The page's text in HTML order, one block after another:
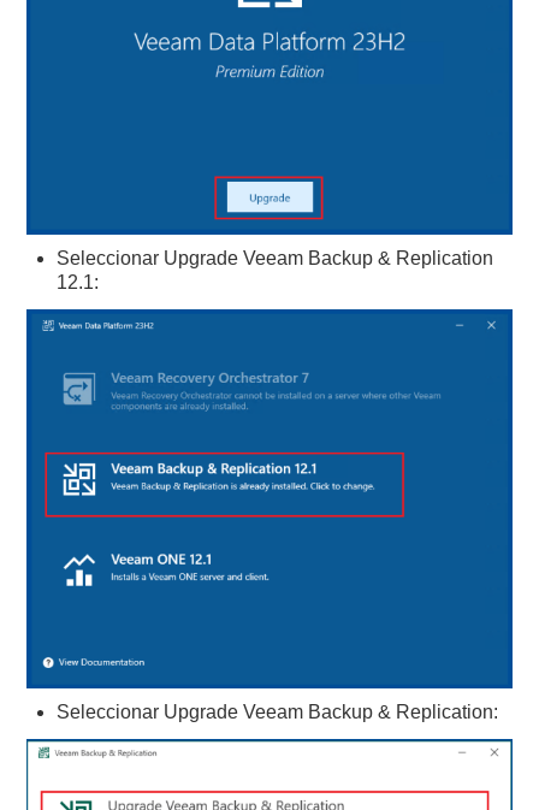
Seleccionar Upgrade Veeam Backup & Replication
12.1:
Seleccionar Upgrade Veeam Backup & Replication: